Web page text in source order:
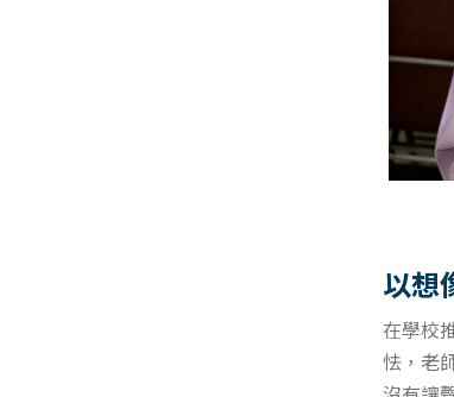
以想
在學校
怯，老